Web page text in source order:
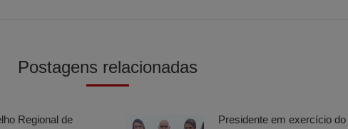
Postagens relacionadas
Regional de
Presidente em exercício do